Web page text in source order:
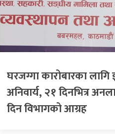
घरजग्गा कारोबारका लागि
अनिवार्य, २१ दिनभित्र
दिन विभागको आग्रह